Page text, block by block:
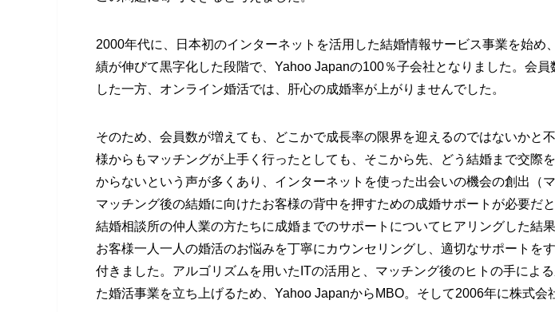
2000年代に、日本初のインターネットを活用した結婚情報サービス事業を始め
績が伸びて黒字化した段階で、Yahoo Japanの100％子会社となりました。会
した一方、オンライン婚活では、肝心の成婚率が上がりませんでした。
そのため、会員数が増えても、どこかで成長率の限界を迎えるのではないかと
様からもマッチングが上手く行ったとしても、そこから先、どう結婚まで交際
からないという声が多くあり、インターネットを使った出会いの機会の創出（
マッチング後の結婚に向けたお客様の背中を押すための成婚サポートが必要だ
結婚相談所の仲人業の方たちに成婚までのサポートについてヒアリングした結
お客様一人一人の婚活のお悩みを丁寧にカウンセリングし、適切なサポートを
付きました。アルゴリズムを用いたITの活用と、マッチング後のヒトの手によ
た婚活事業を立ち上げるため、Yahoo JapanからMBO。そして2006年に株式会